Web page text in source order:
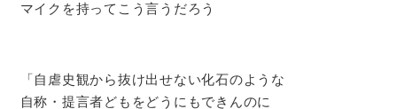
マイクを持ってこう言うだろう
「自虐史観から抜け出せない化石のような
自称・提言者どもをどうにもできんのに